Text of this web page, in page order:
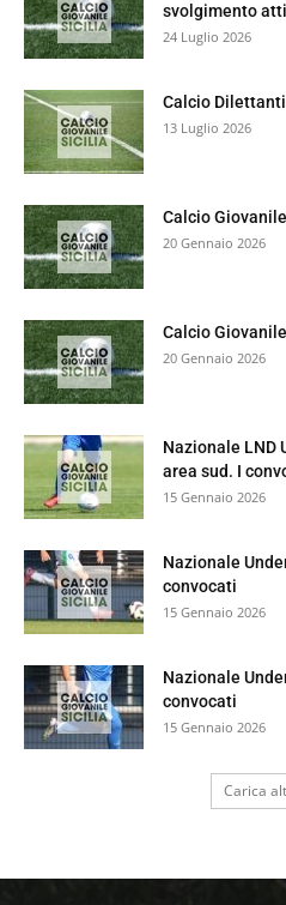
svolgimento
24 Luglio 2026
Calcio
13 Luglio 2026
Calcio
20 Gennaio 2026
Calcio
20 Gennaio 2026
Nazionale LND
area sud. I
15 Gennaio 2026
Nazionale
convocati
15 Gennaio 2026
Nazionale
convocati
15 Gennaio 2026
Carica